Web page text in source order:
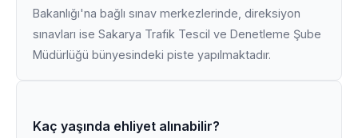
Bakanlığı'na bağlı sınav merkezlerinde, direksiyon
sınavları ise Sakarya Trafik Tescil ve Denetleme Şube
Müdürlüğü bünyesindeki piste yapılmaktadır.
Kaç yaşında ehliyet alınabilir?